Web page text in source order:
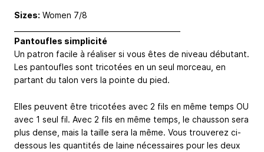
Sizes: Women 7/8
Pantoufles simplicité
Un patron facile à réaliser si vous êtes de niveau débutant.
Les pantoufles sont tricotées en un seul morceau, en
partant du talon vers la pointe du pied.
Elles peuvent être tricotées avec 2 fils en même temps OU
avec 1 seul fil. Avec 2 fils en même temps, le chausson sera
plus dense, mais la taille sera la même. Vous trouverez ci-
dessous les quantités de laine nécessaires pour les deux